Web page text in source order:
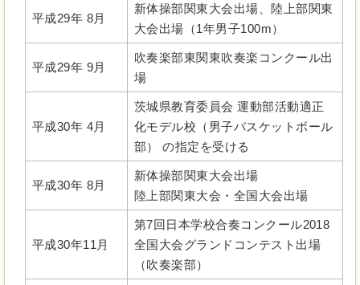
平成29年 8月
新体操部関東大会出場、陸上部関東
大会出場（1年男子100m）
平成29年 9月
吹奏楽部東関東吹奏楽コンクール出
場
平成30年 4月
茨城県教育委員会 運動部活動適正
化モデル校（男子バスケットボール
部） の指定を受ける
平成30年 8月
新体操部関東大会出場
陸上部関東大会・全国大会出場
平成30年11月
第7回日本学校合奏コンクール2018
全国大会グランドコンテスト出場
（吹奏楽部）